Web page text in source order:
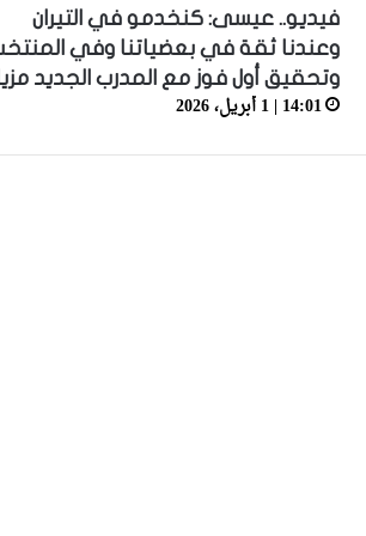
فيديو.. عيسى: كنخدمو في التيران
وعندنا ثقة في بعضياتنا وفي
وتحقيق أول فوز مع المدرب الجديد
14:01 | 1 أبريل، 2026